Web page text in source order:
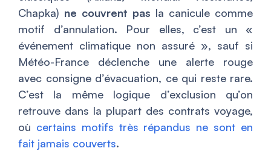
Chapka) ne couvrent pas la canicule comme
motif d’annulation. Pour elles, c’est un «
événement climatique non assuré », sauf si
Météo-France déclenche une alerte rouge
avec consigne d’évacuation, ce qui reste rare.
C’est la même logique d’exclusion qu’on
retrouve dans la plupart des contrats voyage,
où certains motifs très répandus ne sont en
fait jamais couverts.